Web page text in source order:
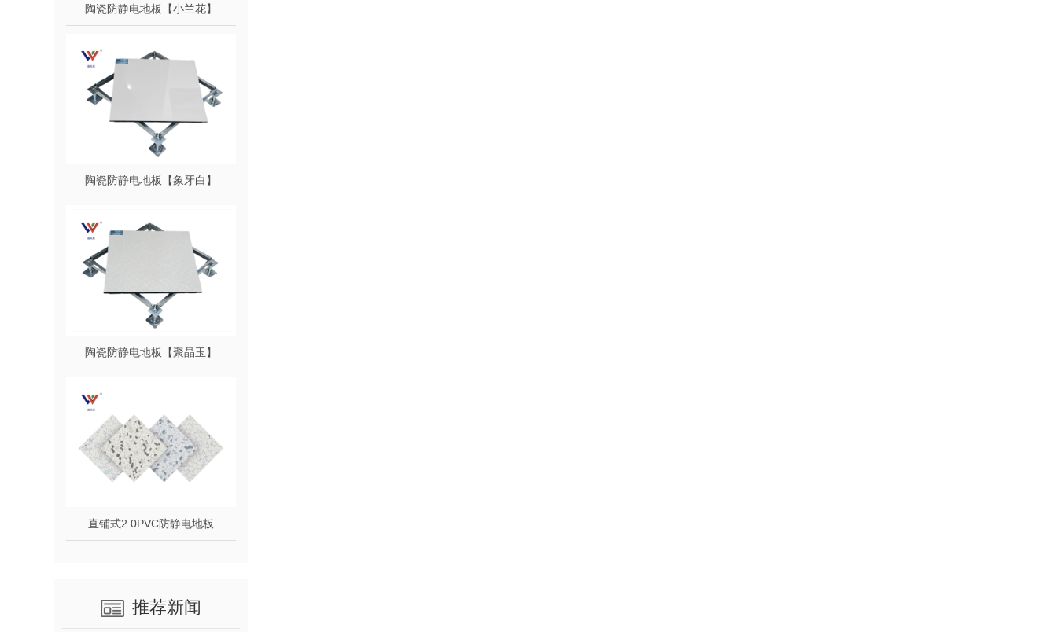
陶瓷防静电地板【小兰花】
陶瓷防静电地板【象牙白】
陶瓷防静电地板【聚晶玉】
直铺式2.0PVC防静电地板
推荐新闻